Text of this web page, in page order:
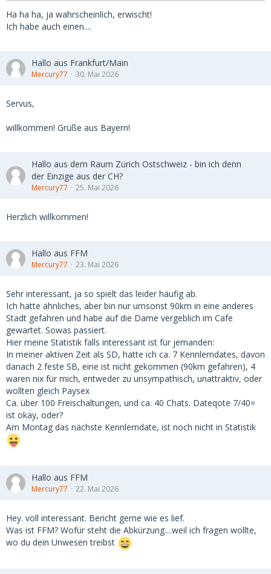
Ha ha ha, ja wahrscheinlich, erwischt!
Ich habe auch einen....
Hallo aus Frankfurt/Main
Mercury77 30. Mai 2026
Servus,
willkommen! Grüße aus Bayern!
Hallo aus dem Raum Zürich Ostschweiz - bin ich denn
der Einzige aus der CH?
Mercury77 25. Mai 2026
Herzlich willkommen!
Hallo aus FFM
Mercury77 23. Mai 2026
Sehr interessant, ja so spielt das leider häufig ab.
Ich hatte ähnliches, aber bin nur umsonst 90km in eine anderes
Stadt gefahren und habe auf die Dame vergeblich im Cafe
gewartet. Sowas passiert.
Hier meine Statistik falls interessant ist für jemanden:
In meiner aktiven Zeit als SD, hatte ich ca. 7 Kennlerndates, davon
danach 2 feste SB, eine ist nicht gekommen (90km gefahren), 4
waren nix für mich, entweder zu unsympathisch, unattraktiv, oder
wollten gleich Paysex
Ca. über 100 Freischaltungen, und ca. 40 Chats. Dateqote 7/40=
ist okay, oder?
Am Montag das nächste Kennlerndate, ist noch nicht in Statistik
Hallo aus FFM
Mercury77 22. Mai 2026
Hey. voll interessant. Bericht gerne wie es lief.
Was ist FFM? Wofür steht die Abkürzung....weil ich fragen wollte,
wo du dein Unwesen treibst